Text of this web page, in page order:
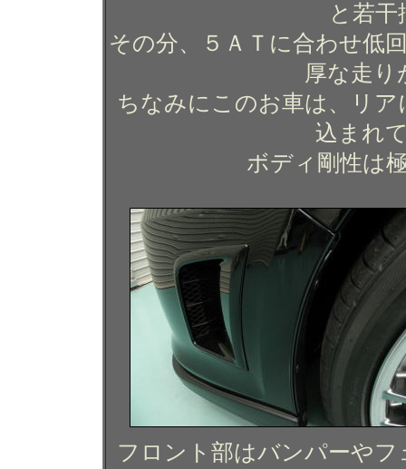
と若
その分、５ＡＴに合わせ低
厚な走り
ちなみにこのお車は、リ
込まれ
ボディ剛性は
フロント部はバンパーや